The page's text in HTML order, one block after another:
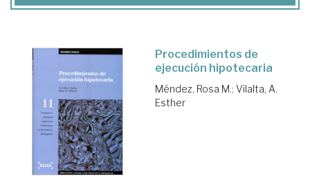
Procedimientos de
ejecución hipotecaria
Méndez, Rosa M.; Vilalta, A.
Esther